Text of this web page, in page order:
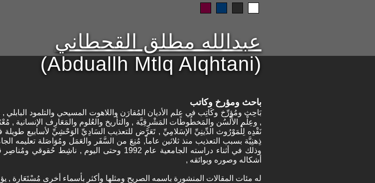
عبدالله مطلق القحطاني
(Abduallh Mtlq Alqhtani)
باحث ومؤرخ وكاتب
بَاحِث ومُؤرِّخ وكَاتِب في عِلم الأديان المُقارَن واللاهوت المسيحي والتلمود البابلي ,
, وعِلْم الأَلْسُن والمَخطُوطَات المَشْرِقِيَّة , والتأريخ والعُلوم والمَعَارِف الإنسانية
نَقْدِه لِلْمَوْرُوث الدِّينِيِّ الإسَلامِيِّ , تَعَرَّض للتعذيب السَادِيِّ الوَحْشِيِّ لأسابيع
ذِهنِيَّة بسبب التعذيب منذ ثلاثين عاماً, مُنِعَ من السَّفَر والعَمَل ومُوَاصَلة تعليمه
وذلك في أثناء دراسته الجامعية عام 1992 وحتى اليوم ,
أشكاله وصوره وبوائقه ,
له مئات المقالات المنشورة باسمه الصريح ومثلها وأكثر بأسماء أخرى مُسْتَعَارة ,